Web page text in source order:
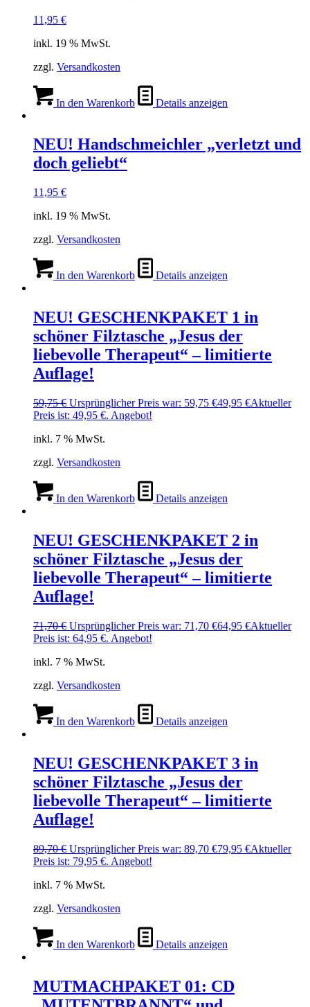
11,95 €
inkl. 19 % MwSt.
zzgl. Versandkosten
In den Warenkorb Details anzeigen
NEU! Handschmeichler „verletzt und
doch geliebt“
11,95 €
inkl. 19 % MwSt.
zzgl. Versandkosten
In den Warenkorb Details anzeigen
NEU! GESCHENKPAKET 1 in
schöner Filztasche „Jesus der
liebevolle Therapeut“ – limitierte
Auflage!
59,75€ Ursprünglicher Preis war: 59,75 €49,95 €Aktueller
Preis ist: 49,95 €. Angebot!
inkl. 7 % MwSt.
zzgl. Versandkosten
In den Warenkorb Details anzeigen
NEU! GESCHENKPAKET 2 in
schöner Filztasche „Jesus der
liebevolle Therapeut“ – limitierte
Auflage!
71,70€ Ursprünglicher Preis war: 71,70 €64,95 €Aktueller
Preis ist: 64,95 €. Angebot!
inkl. 7 % MwSt.
zzgl. Versandkosten
In den Warenkorb Details anzeigen
NEU! GESCHENKPAKET 3 in
schöner Filztasche „Jesus der
liebevolle Therapeut“ – limitierte
Auflage!
89,70€ Ursprünglicher Preis war: 89,70 €79,95 €Aktueller
Preis ist: 79,95 €. Angebot!
inkl. 7 % MwSt.
zzgl. Versandkosten
In den Warenkorb Details anzeigen
MUTMACHPAKET 01: CD